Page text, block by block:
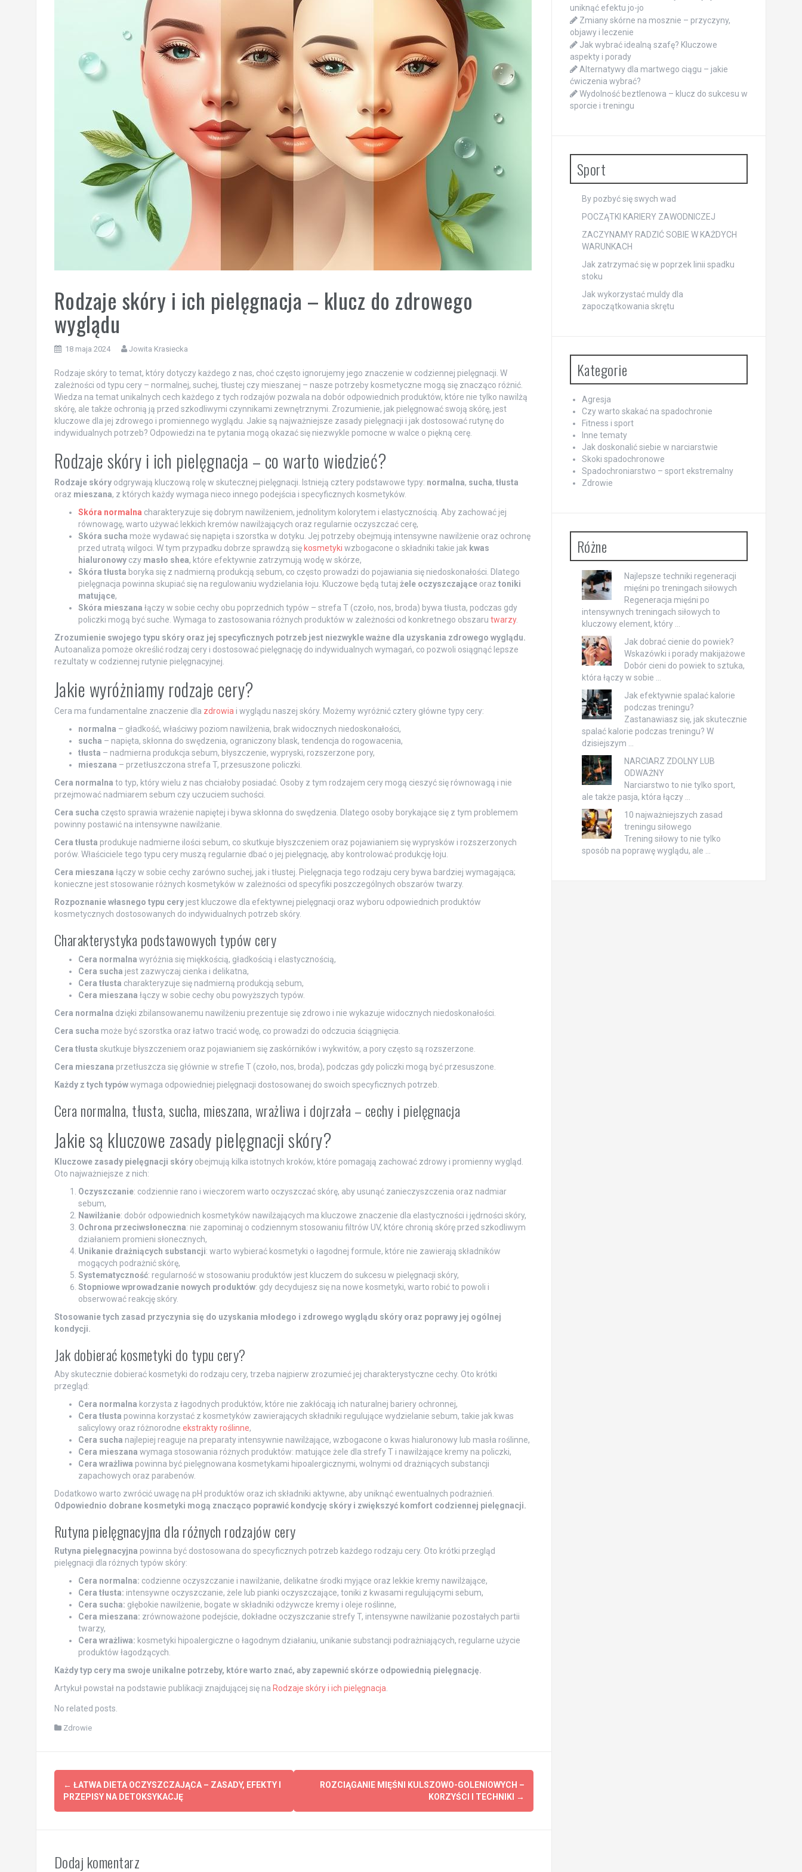
Rodzaje skóry i ich pielęgnacja – klucz do zdrowego
wyglądu
18 maja 2024 Jowita Krasiecka
Rodzaje skóry to temat, który dotyczy każdego z nas, choć często ignorujemy jego znaczenie w codziennej pielęgnacji. W
zależności od typu cery – normalnej, suchej, tłustej czy mieszanej – nasze potrzeby kosmetyczne mogą się znacząco różnić.
Wiedza na temat unikalnych cech każdego z tych rodzajów pozwala na dobór odpowiednich produktów, które nie tylko nawilżą
skórę, ale także ochronią ją przed szkodliwymi czynnikami zewnętrznymi. Zrozumienie, jak pielęgnować swoją skórę, jest
kluczowe dla jej zdrowego i promiennego wyglądu. Jakie są najważniejsze zasady pielęgnacji i jak dostosować rutynę do
indywidualnych potrzeb? Odpowiedzi na te pytania mogą okazać się niezwykle pomocne w walce o piękną cerę.
Rodzaje skóry i ich pielęgnacja – co warto wiedzieć?
Rodzaje skóryodgrywają kluczową rolę w skutecznej pielęgnacji. Istnieją cztery podstawowe typy: normalna, sucha, tłusta
oraz mieszana, z których każdy wymaga nieco innego podejścia i specyficznych kosmetyków.
Skóra normalna charakteryzuje się dobrym nawilżeniem, jednolitym kolorytem i elastycznością. Aby zachować jej
równowagę, warto używać lekkich kremów nawilżających oraz regularnie oczyszczać cerę,
Skóra sucha może wydawać się napięta i szorstka w dotyku. Jej potrzeby obejmują intensywne nawilżenie oraz ochronę
przed utratą wilgoci. W tym przypadku dobrze sprawdzą się kosmetyki wzbogacone o składniki takie jak kwas
hialuronowyczy masło shea, które efektywnie zatrzymują wodę w skórze,
Skóra tłusta boryka się z nadmierną produkcją sebum, co często prowadzi do pojawiania się niedoskonałości. Dlatego
pielęgnacja powinna skupiać się na regulowaniu wydzielania łoju. Kluczowe będą tutaj żele oczyszczająceoraz toniki
matujące,
Skóra mieszana łączy w sobie cechy obu poprzednich typów – strefa T (czoło, nos, broda) bywa tłusta, podczas gdy
policzki mogą być suche. Wymaga to zastosowania różnych produktów w zależności od konkretnego obszaru twarzy.
Zrozumienie swojego typu skóry oraz jej specyficznych potrzeb jest niezwykle ważne dla uzyskania zdrowego wyglądu.
Autoanaliza pomoże określić rodzaj cery i dostosować pielęgnację do indywidualnych wymagań, co pozwoli osiągnąć lepsze
rezultaty w codziennej rutynie pielęgnacyjnej.
Jakie wyróżniamy rodzaje cery?
Cera ma fundamentalne znaczenie dla zdrowia i wyglądu naszej skóry. Możemy wyróżnić cztery główne typy cery:
normalna – gładkość, właściwy poziom nawilżenia, brak widocznych niedoskonałości,
sucha – napięta, skłonna do swędzenia, ograniczony blask, tendencja do rogowacenia,
tłusta – nadmierna produkcja sebum, błyszczenie, wypryski, rozszerzone pory,
mieszana – przetłuszczona strefa T, przesuszone policzki.
Cera normalna to typ, który wielu z nas chciałoby posiadać. Osoby z tym rodzajem cery mogą cieszyć się równowagą i nie
przejmować nadmiarem sebum czy uczuciem suchości.
Cera sucha często sprawia wrażenie napiętej i bywa skłonna do swędzenia. Dlatego osoby borykające się z tym problemem
powinny postawić na intensywne nawilżanie.
Cera tłusta produkuje nadmierne ilości sebum, co skutkuje błyszczeniem oraz pojawianiem się wyprysków i rozszerzonych
porów. Właściciele tego typu cery muszą regularnie dbać o jej pielęgnację, aby kontrolować produkcję łoju.
Cera mieszana łączy w sobie cechy zarówno suchej, jak i tłustej. Pielęgnacja tego rodzaju cery bywa bardziej wymagająca;
konieczne jest stosowanie różnych kosmetyków w zależności od specyfiki poszczególnych obszarów twarzy.
Rozpoznanie własnego typu ceryjest kluczowe dla efektywnej pielęgnacji oraz wyboru odpowiednich produktów
kosmetycznych dostosowanych do indywidualnych potrzeb skóry.
Charakterystyka podstawowych typów cery
Cera normalna wyróżnia się miękkością, gładkością i elastycznością,
Cera sucha jest zazwyczaj cienka i delikatna,
Cera tłusta charakteryzuje się nadmierną produkcją sebum,
Cera mieszana łączy w sobie cechy obu powyższych typów.
Cera normalna dzięki zbilansowanemu nawilżeniu prezentuje się zdrowo i nie wykazuje widocznych niedoskonałości.
Cera sucha może być szorstka oraz łatwo tracić wodę, co prowadzi do odczucia ściągnięcia.
Cera tłusta skutkuje błyszczeniem oraz pojawianiem się zaskórników i wykwitów, a pory często są rozszerzone.
Cera mieszana przetłuszcza się głównie w strefie T (czoło, nos, broda), podczas gdy policzki mogą być przesuszone.
Każdy z tych typówwymaga odpowiedniej pielęgnacji dostosowanej do swoich specyficznych potrzeb.
Cera normalna, tłusta, sucha, mieszana, wrażliwa i dojrzała – cechy i pielęgnacja
Jakie są kluczowe zasady pielęgnacji skóry?
Kluczowe zasady pielęgnacji skóryobejmują kilka istotnych kroków, które pomagają zachować zdrowy i promienny wygląd.
Oto najważniejsze z nich:
Oczyszczanie: codziennie rano i wieczorem warto oczyszczać skórę, aby usunąć zanieczyszczenia oraz nadmiar
sebum,
Nawilżanie: dobór odpowiednich kosmetyków nawilżających ma kluczowe znaczenie dla elastyczności i jędrności skóry,
Ochrona przeciwsłoneczna: nie zapominaj o codziennym stosowaniu filtrów UV, które chronią skórę przed szkodliwym
działaniem promieni słonecznych,
Unikanie drażniących substancji: warto wybierać kosmetyki o łagodnej formule, które nie zawierają składników
mogących podrażnić skórę,
Systematyczność: regularność w stosowaniu produktów jest kluczem do sukcesu w pielęgnacji skóry,
Stopniowe wprowadzanie nowych produktów: gdy decydujesz się na nowe kosmetyki, warto robić to powoli i
obserwować reakcję skóry.
Stosowanie tych zasad przyczynia się do uzyskania młodego i zdrowego wyglądu skóry oraz poprawy jej ogólnej
kondycji.
Jak dobierać kosmetyki do typu cery?
Aby skutecznie dobierać kosmetyki do rodzaju cery, trzeba najpierw zrozumieć jej charakterystyczne cechy. Oto krótki
przegląd:
Cera normalna korzysta z łagodnych produktów, które nie zakłócają ich naturalnej bariery ochronnej,
Cera tłusta powinna korzystać z kosmetyków zawierających składniki regulujące wydzielanie sebum, takie jak kwas
salicylowy oraz różnorodne ekstrakty roślinne,
Cera sucha najlepiej reaguje na preparaty intensywnie nawilżające, wzbogacone o kwas hialuronowy lub masła roślinne,
Cera mieszana wymaga stosowania różnych produktów: matujące żele dla strefy T i nawilżające kremy na policzki,
Cera wrażliwa powinna być pielęgnowana kosmetykami hipoalergicznymi, wolnymi od drażniących substancji
zapachowych oraz parabenów.
Dodatkowo warto zwrócić uwagę na pH produktów oraz ich składniki aktywne, aby uniknąć ewentualnych podrażnień.
Odpowiednio dobrane kosmetyki mogą znacząco poprawić kondycję skóry i zwiększyć komfort codziennej pielęgnacji.
Rutyna pielęgnacyjna dla różnych rodzajów cery
Rutyna pielęgnacyjna powinna być dostosowana do specyficznych potrzeb każdego rodzaju cery. Oto krótki przegląd
pielęgnacji dla różnych typów skóry:
Cera normalna: codzienne oczyszczanie i nawilżanie, delikatne środki myjące oraz lekkie kremy nawilżające,
Cera tłusta: intensywne oczyszczanie, żele lub pianki oczyszczające, toniki z kwasami regulującymi sebum,
Cera sucha: głębokie nawilżenie, bogate w składniki odżywcze kremy i oleje roślinne,
Cera mieszana: zrównoważone podejście, dokładne oczyszczanie strefy T, intensywne nawilżanie pozostałych partii
twarzy,
Cera wrażliwa: kosmetyki hipoalergiczne o łagodnym działaniu, unikanie substancji podrażniających, regularne użycie
produktów łagodzących.
Każdy typ cery ma swoje unikalne potrzeby, które warto znać, aby zapewnić skórze odpowiednią pielęgnację.
Artykuł powstał na podstawie publikacji znajdującej się na Rodzaje skóry i ich pielęgnacja
No related posts.
Zdrowie
Post
navigation
← ŁATWA DIETA OCZYSZCZAJĄCA – ZASADY, EFEKTY I
PRZEPISY NA DETOKSYKACJĘ
ROZCIĄGANIE MIĘŚNI KULSZOWO-GOLENIOWYCH –
KORZYŚCI I TECHNIKI
→
Dodaj komentarz
uniknąć efektu jo-jo
Zmiany skórne na mosznie – przyczyny,
objawy i leczenie
Jak wybrać idealną szafę? Kluczowe
aspekty i porady
Alternatywy dla martwego ciągu – jakie
ćwiczenia wybrać?
Wydolność beztlenowa – klucz do sukcesu w
sporcie i treningu
Sport
By pozbyć się swych wad
POCZĄTKI KARIERY ZAWODNICZEJ
ZACZYNAMY RADZIĆ SOBIE W KAŻDYCH
WARUNKACH
Jak zatrzymać się w poprzek linii spadku
stoku
Jak wykorzystać muldy dla
zapoczątkowania skrętu
Kategorie
Agresja
Czy warto skakać na spadochronie
Fitness i sport
Inne tematy
Jak doskonalić siebie w narciarstwie
Skoki spadochronowe
Spadochroniarstwo – sport ekstremalny
Zdrowie
Różne
Najlepsze techniki regeneracji
mięśni po treningach siłowych
Regeneracja mięśni po
intensywnych treningach siłowych to
kluczowy element, który …
Jak dobrać cienie do powiek?
Wskazówki i porady makijażowe
Dobór cieni do powiek to sztuka,
która łączy w sobie …
Jak efektywnie spalać kalorie
podczas treningu?
Zastanawiasz się, jak skutecznie
spalać kalorie podczas treningu? W
dzisiejszym …
NARCIARZ ZDOLNY LUB
ODWAŻNY
Narciarstwo to nie tylko sport,
ale także pasja, która łączy …
10 najważniejszych zasad
treningu siłowego
Trening siłowy to nie tylko
sposób na poprawę wyglądu, ale …